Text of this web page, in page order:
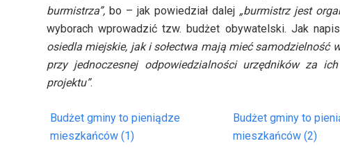
burmistrza”, bo – jak powiedział dalej „burmistrz jest
wyborach wprowadzić tzw. budżet obywatelski. Jak
osiedla miejskie, jak i sołectwa mają mieć
przy jednoczesnej odpowiedzialności urzędników za
projektu”.
Budżet gminy to pieniądze
mieszkańców (1)
Budżet gminy to
mieszkańców (2)